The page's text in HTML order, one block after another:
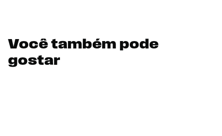
Você também pode
gostar